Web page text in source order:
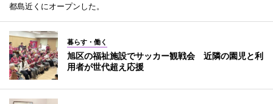
都島近くにオープンした。
暮らす・働く
旭区の福祉施設でサッカー観戦会 近隣の園児と利
用者が世代超え応援